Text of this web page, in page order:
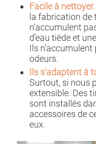
Facile à nettoyer.
la fabrication
n’accumulent
d’eau tiède et
Ils
odeurs.
Ils s’adaptent à
Surtout, si nous
extensible. Des
sont installés
accessoires de
eux.